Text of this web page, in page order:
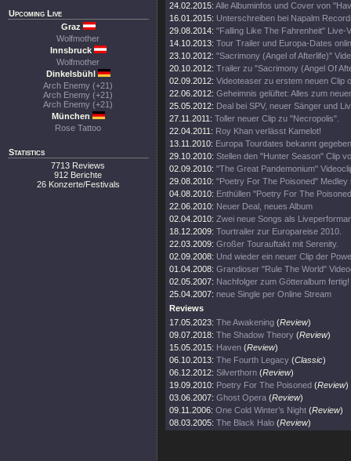
Upcoming Live
Graz
Wolfmother
Innsbruck
Wolfmother
Dinkelsbühl
Arch Enemy (+21)
Arch Enemy (+21)
Arch Enemy (+21)
München
Rose Tattoo
Statistics
7713 Reviews
912 Berichte
26 Konzerte/Festivals
24.02.2015: Alle Albuminfos und Cover von
16.01.2015: Unterschreiben bei Napalm
29.08.2014: "Falling Like The Fahrenheit" Live-
14.10.2013: Tour Trailer und Europa-Dates
23.10.2012: "Sacrimony (Angel of Afterlife)"
20.10.2012: Trailer zu "Sacrimony (Angel Of
02.09.2012: Videoteaser zu erstem neuen Clip
22.06.2012: Geheimnis gelüftet: Alles zum
25.05.2012: Deal bei SPV, neuer Sänger und
27.11.2011: Toller neuer Clip zu "Necropolis".
22.04.2011: Roy Khan verlässt Kamelot!
13.11.2010: Europa Tourdates bekannt
29.10.2010: Stellen den "Hunter Season" Clip
02.09.2010: "The Great Pandemonium"
29.08.2010: "Poetry For The Poisoned" Medley
04.08.2010: Enthüllen "Poetry For The
22.06.2010: Neuer Deal, neues Album
02.04.2010: Zwei neue Songs als
18.12.2009: Tourtrailer zur Europareise 2010.
22.03.2009: Großer Tourauftakt mit Serenity.
02.09.2008: Und wieder ein neuer Clip der
01.04.2008: Grandioser "Rule The World"
02.05.2007: Nachfolger zum Götteralbum fertig!
25.04.2007: neue Single per Online Stream
Reviews
17.05.2023: The Awakening (Review)
09.07.2018: The Shadow Theory (Review)
15.05.2015: Haven (Review)
06.10.2013: The Fourth Legacy (Classic)
06.12.2012: Silverthorn (Review)
19.09.2010: Poetry For The Poisoned (Review)
03.06.2007: Ghost Opera (Review)
09.11.2006: One Cold Winter’s Night (Review)
08.03.2005: The Black Halo (Review)